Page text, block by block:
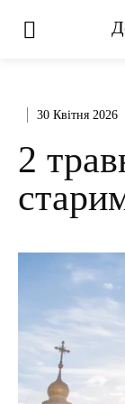
30 Квітня 2026
2